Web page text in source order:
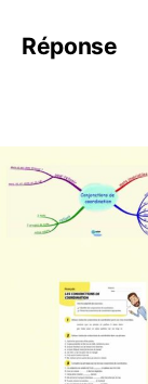
Réponse